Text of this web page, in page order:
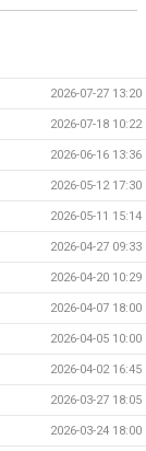
2026-07-27 13:20
2026-07-18 10:22
2026-06-16 13:36
2026-05-12 17:30
2026-05-11 15:14
2026-04-27 09:33
2026-04-20 10:29
2026-04-07 18:00
2026-04-05 10:00
2026-04-02 16:45
2026-03-27 18:05
2026-03-24 18:00